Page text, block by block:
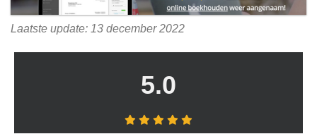
Laatste update: 13 december 2022
5.0